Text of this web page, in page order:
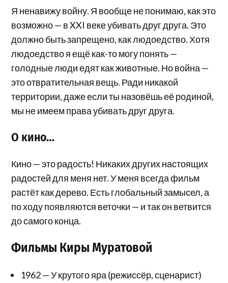
Я ненавижу войну. Я вообще не понимаю, как это
возможно — в XXI веке убивать друг друга. Это
должно быть запрещено, как людоедство. Хотя
людоедство я ещё как-то могу понять —
голодные люди едят как животные. Но война —
это отвратительная вещь. Ради никакой
территории, даже если ты назовёшь её родиной,
мы не имеем права убивать друг друга.
О кино…
Кино — это радость! Никаких других настоящих
радостей для меня нет. У меня всегда фильм
растёт как дерево. Есть глобальный замысел, а
по ходу появляются веточки — и так он ветвится
до самого конца.
Фильмы Киры Муратовой
1962 — У крутого яра (режиссёр, сценарист)